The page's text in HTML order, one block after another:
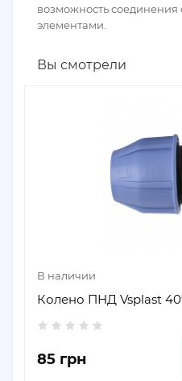
возможность соединения
элементами.
Вы смотрели
В наличии
Колено ПНД Vsplast
85 грн